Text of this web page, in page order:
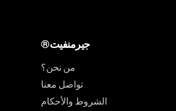
®جيرمنفيت
من نحن؟
تواصل معنا
الشروط والأحكام